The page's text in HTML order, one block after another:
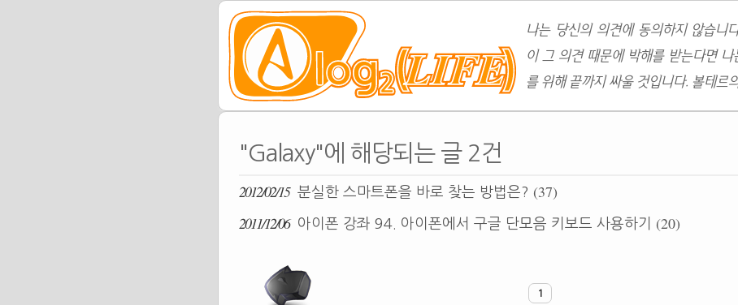
나는 당신의 의견에 동의하지 않습니
이 그 의견 때문에 박해를 받는다면
를 위해 끝까지 싸울 것입니다. 볼테르
"Galaxy"에 해당되는 글 2건
2012/02/15 분실한 스마트폰을 바로 찾는 방법은? (37)
2011/12/06
아이폰 강좌 94. 아이폰에서 구글 단모음 키보드 사용하기 (20)
1